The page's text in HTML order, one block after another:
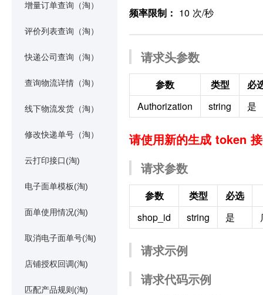
增量订单查询（淘）
评价列表查询（淘）
快递公司查询（淘）
查询物流详情（淘）
线下物流发货（淘）
修改快递单号（淘）
云打印接口(淘)
电子面单模板(淘)
面单使用情况(淘)
取消电子面单号(淘)
店铺授权回调(淘)
匹配产品规则(淘)
频率限制： 10 次/秒
请求头参数
参数 类型
必
Authorization
string 是
请使用新的生成 token
请求参数
参数 类型
必选
shop_id
string 是
请求示例
请求代码示例